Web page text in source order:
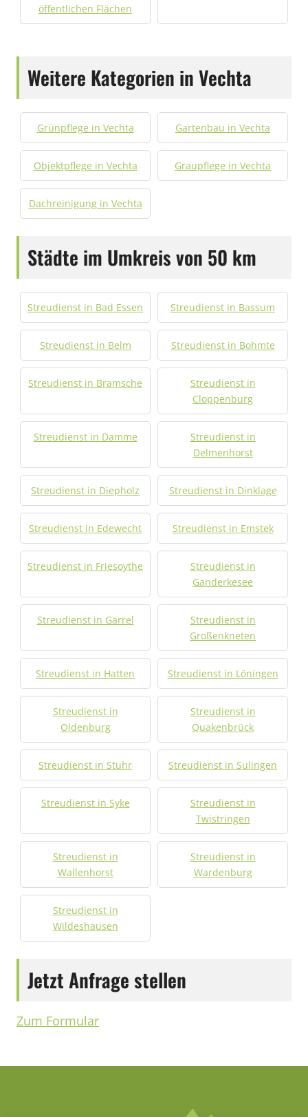
öffentlichen Flächen
Weitere Kategorien in Vechta
Grünpflege in Vechta Gartenbau in Vechta
Objektpflege in Vechta Graupflege in Vechta
Dachreinigung in Vechta
Städte im Umkreis von 50 km
Streudienst in Bad Essen Streudienst in Bassum
Streudienst in Belm Streudienst in Bohmte
Streudienst in Bramsche
Streudienst in
Cloppenburg
Streudienst in Damme
Streudienst in
Delmenhorst
Streudienst in Diepholz Streudienst in Dinklage
Streudienst in Edewecht Streudienst in Emstek
Streudienst in Friesoythe
Streudienst in
Ganderkesee
Streudienst in Garrel
Streudienst in
Großenkneten
Streudienst in Hatten Streudienst in Löningen
Streudienst in
Oldenburg
Streudienst in
Quakenbrück
Streudienst in Stuhr Streudienst in Sulingen
Streudienst in Syke
Streudienst in
Twistringen
Streudienst in
Wallenhorst
Streudienst in
Wardenburg
Streudienst in
Wildeshausen
Jetzt Anfrage stellen
Zum Formular